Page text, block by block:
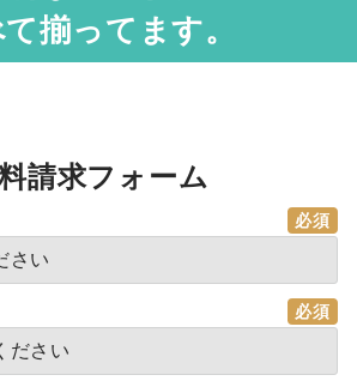
揃ってます。
請求フォーム